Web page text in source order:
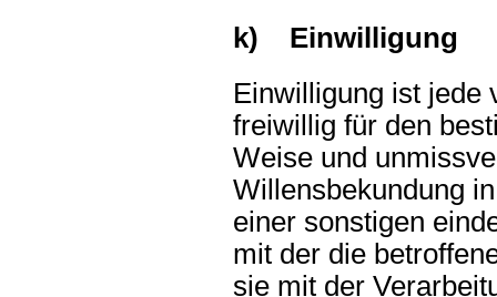
k) Einwilligung
Einwilligung ist jede
freiwillig für den
Weise und
Willensbekundung
einer sonstigen
mit der die
sie mit der